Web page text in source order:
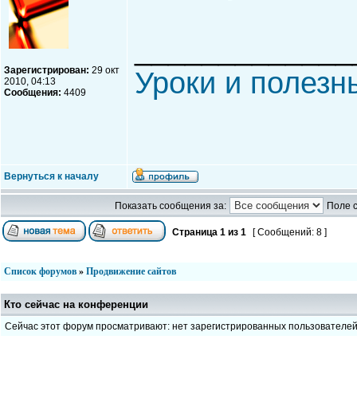
Зарегистрирован: 29 окт
2010, 04:13
Сообщения: 4409
Уроки и
Вернуться к началу
Показать сообщения за: Поле
Страница 1 из 1 [ Сообщений: 8 ]
Список форумов » Продвижение сайтов
Кто сейчас на конференции
Сейчас этот форум просматривают: нет зарегистрированных пользователей